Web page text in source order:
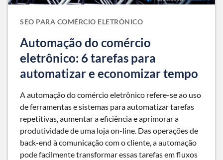
SEO PARA COMÉRCIO ELETRÔNICO
Automação do comércio
eletrônico: 6 tarefas para
automatizar e economizar tempo
A automação do comércio eletrônico refere-se ao uso
de ferramentas e sistemas para automatizar tarefas
repetitivas, aumentar a eficiência e aprimorar a
produtividade de uma loja on-line. Das operações de
back-end à comunicação com o cliente, a automação
pode facilmente transformar essas tarefas em fluxos